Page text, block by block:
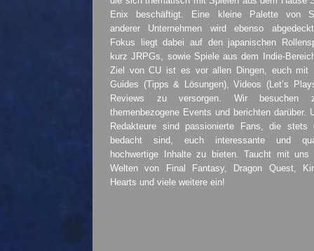
Enix beschäftigt. Eine kleine Palette von
anderer Unternehmen wird ebenso
Fokus liegt dabei auf den japanischen
kurz JRPGs, sowie Spiele aus dem Indie-
Ziel von CU ist es vor allen Dingen, euch mit
Guides (Tipps & Lösungen), Videos (Let’s
Reviews zu versorgen. Wir besuchen
themenbezogene Events und berichten darüber.
Redakteure sind passionierte Fans, die stets
bedacht sind, euch interessante und
hochwertige Inhalte zu bieten. Taucht mit
Welten von Final Fantasy, Dragon Quest,
Hearts und viele weitere ein!